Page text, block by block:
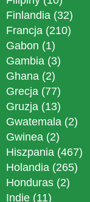
Finlandia (32)
Francja (210)
Gabon (1)
Gambia (3)
Ghana (2)
Grecja (77)
Gruzja (13)
Gwatemala (2)
Gwinea (2)
Hiszpania (467)
Holandia (265)
Honduras (2)
Indie (11)